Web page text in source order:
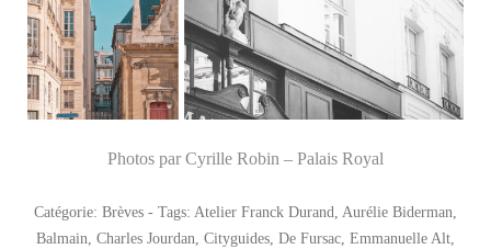
Photos par Cyrille Robin – Palais Royal
Catégorie: Brèves - Tags: Atelier Franck Durand, Aurélie Biderman,
Balmain, Charles Jourdan, Cityguides, De Fursac, Emmanuelle Alt,